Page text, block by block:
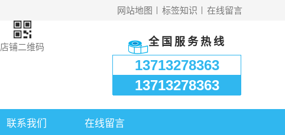
在线留言
标签知识
网站地图
店铺二维码 全国服务热线
13713278363
13713278363
联系我们 在线留言